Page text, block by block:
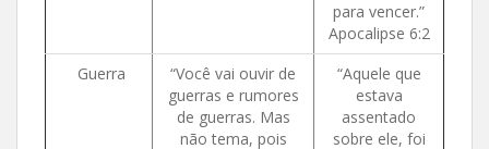
para vencer.”
Apocalipse 6:2
Guerra
“Você vai ouvir de
guerras e rumores
de guerras. Mas
não tema, pois
“Aquele que
estava
assentado
sobre ele, foi